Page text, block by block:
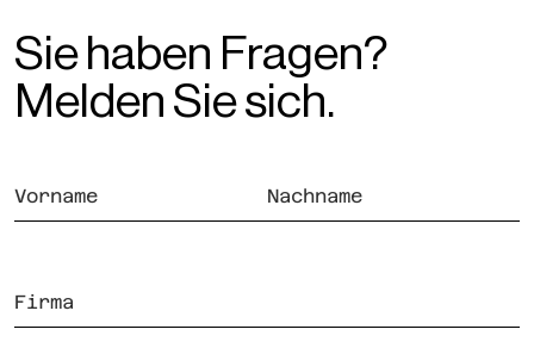
Sie haben Fragen?
Melden Sie sich.
Vorname Nachname
Firma